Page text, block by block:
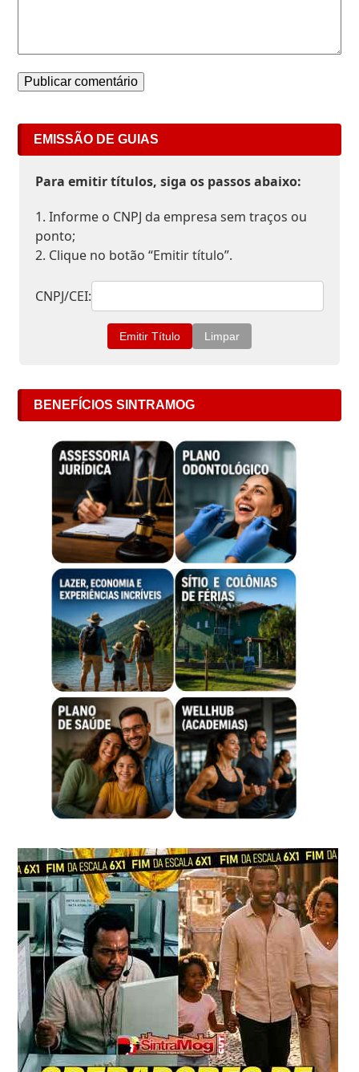
EMISSÃO DE GUIAS
Para emitir títulos, siga os passos abaixo:
1. Informe o CNPJ da empresa sem traços ou
ponto;
2. Clique no botão “Emitir título”.
CNPJ/CEI:
BENEFÍCIOS SINTRAMOG